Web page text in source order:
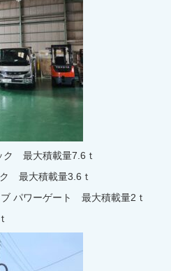
ク 最大積載量7.6ｔ
最大積載量3.6ｔ
パワーゲート 最大積載量2ｔ